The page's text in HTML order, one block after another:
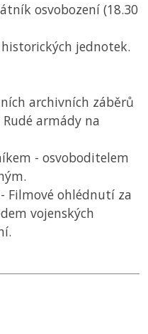
osvobození (18.30
jednotek.
archivních záběrů
armády na
- osvoboditelem
Filmové ohlédnutí za
vojenských